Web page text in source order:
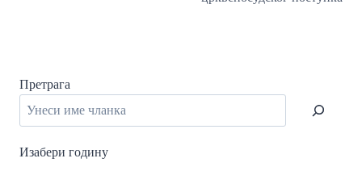
Претрага
Изабери годину